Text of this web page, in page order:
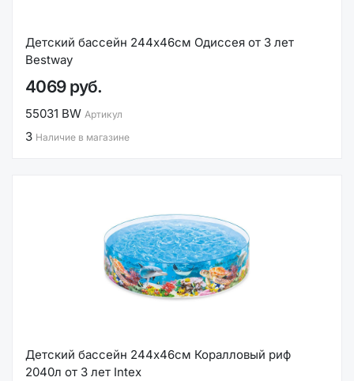
Детский бассейн 244х46см Одиссея от 3 лет
Bestway
4069 руб.
55031 BW Артикул
3 Наличие в магазине
Детский бассейн 244х46см Коралловый риф
2040л от 3 лет Intex